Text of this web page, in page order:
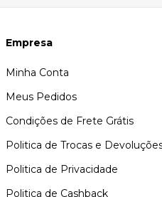
Empresa
Minha Conta
Meus Pedidos
Condições de Frete Grátis
Politica de Trocas e
Politica de Privacidade
Politica de Cashback